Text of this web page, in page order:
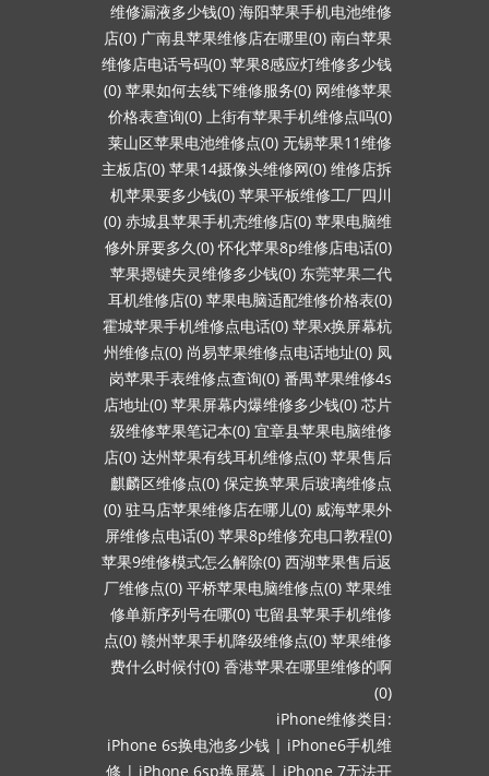
维修漏液多少钱(0) 海阳苹果手机电池维修
店(0) 广南县苹果维修店在哪里(0) 南白苹果
维修店电话号码(0) 苹果8感应灯维修多少钱
(0) 苹果如何去线下维修服务(0) 网维修苹果
价格表查询(0) 上街有苹果手机维修点吗(0)
莱山区苹果电池维修点(0) 无锡苹果11维修
主板店(0) 苹果14摄像头维修网(0) 维修店拆
机苹果要多少钱(0) 苹果平板维修工厂四川
(0) 赤城县苹果手机壳维修店(0) 苹果电脑维
修外屏要多久(0) 怀化苹果8p维修店电话(0)
苹果摁键失灵维修多少钱(0) 东莞苹果二代
耳机维修店(0) 苹果电脑适配维修价格表(0)
霍城苹果手机维修点电话(0) 苹果x换屏幕杭
州维修点(0) 尚易苹果维修点电话地址(0) 凤
岗苹果手表维修点查询(0) 番禺苹果维修4s
店地址(0) 苹果屏幕内爆维修多少钱(0) 芯片
级维修苹果笔记本(0) 宜章县苹果电脑维修
店(0) 达州苹果有线耳机维修点(0) 苹果售后
麒麟区维修点(0) 保定换苹果后玻璃维修点
(0) 驻马店苹果维修店在哪儿(0) 威海苹果外
屏维修点电话(0) 苹果8p维修充电口教程(0)
苹果9维修模式怎么解除(0) 西湖苹果售后返
厂维修点(0) 平桥苹果电脑维修点(0) 苹果维
修单新序列号在哪(0) 屯留县苹果手机维修
点(0) 赣州苹果手机降级维修点(0) 苹果维修
费什么时候付(0) 香港苹果在哪里维修的啊
(0)
iPhone维修类目:
iPhone 6s换电池多少钱 | iPhone6手机维
修 | iPhone 6sp换屏幕 | iPhone 7无法开